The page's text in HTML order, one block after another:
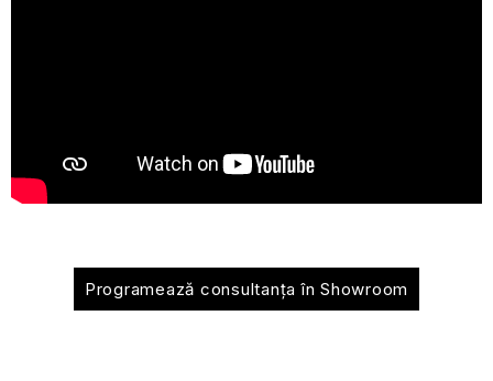
Programează consultanța în Showroom